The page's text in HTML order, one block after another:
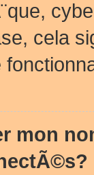
cela
mon